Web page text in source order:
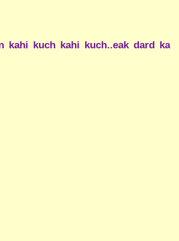
kahi kuch kahi kuch..eak dard ka